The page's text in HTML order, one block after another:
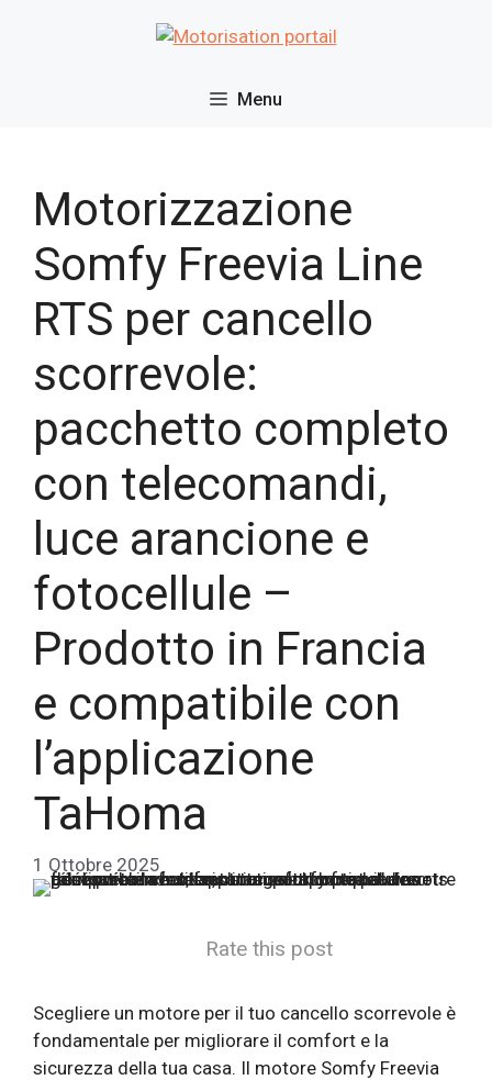
Menu
Motorizzazione
Somfy Freevia Line
RTS per cancello
scorrevole:
pacchetto completo
con telecomandi,
luce arancione e
fotocellule –
Prodotto in Francia
e compatibile con
l’applicazione
TaHoma
1 Ottobre 2025
Rate this post
Scegliere un motore per il tuo cancello scorrevole è
fondamentale per migliorare il comfort e la
sicurezza della tua casa. Il motore Somfy Freevia